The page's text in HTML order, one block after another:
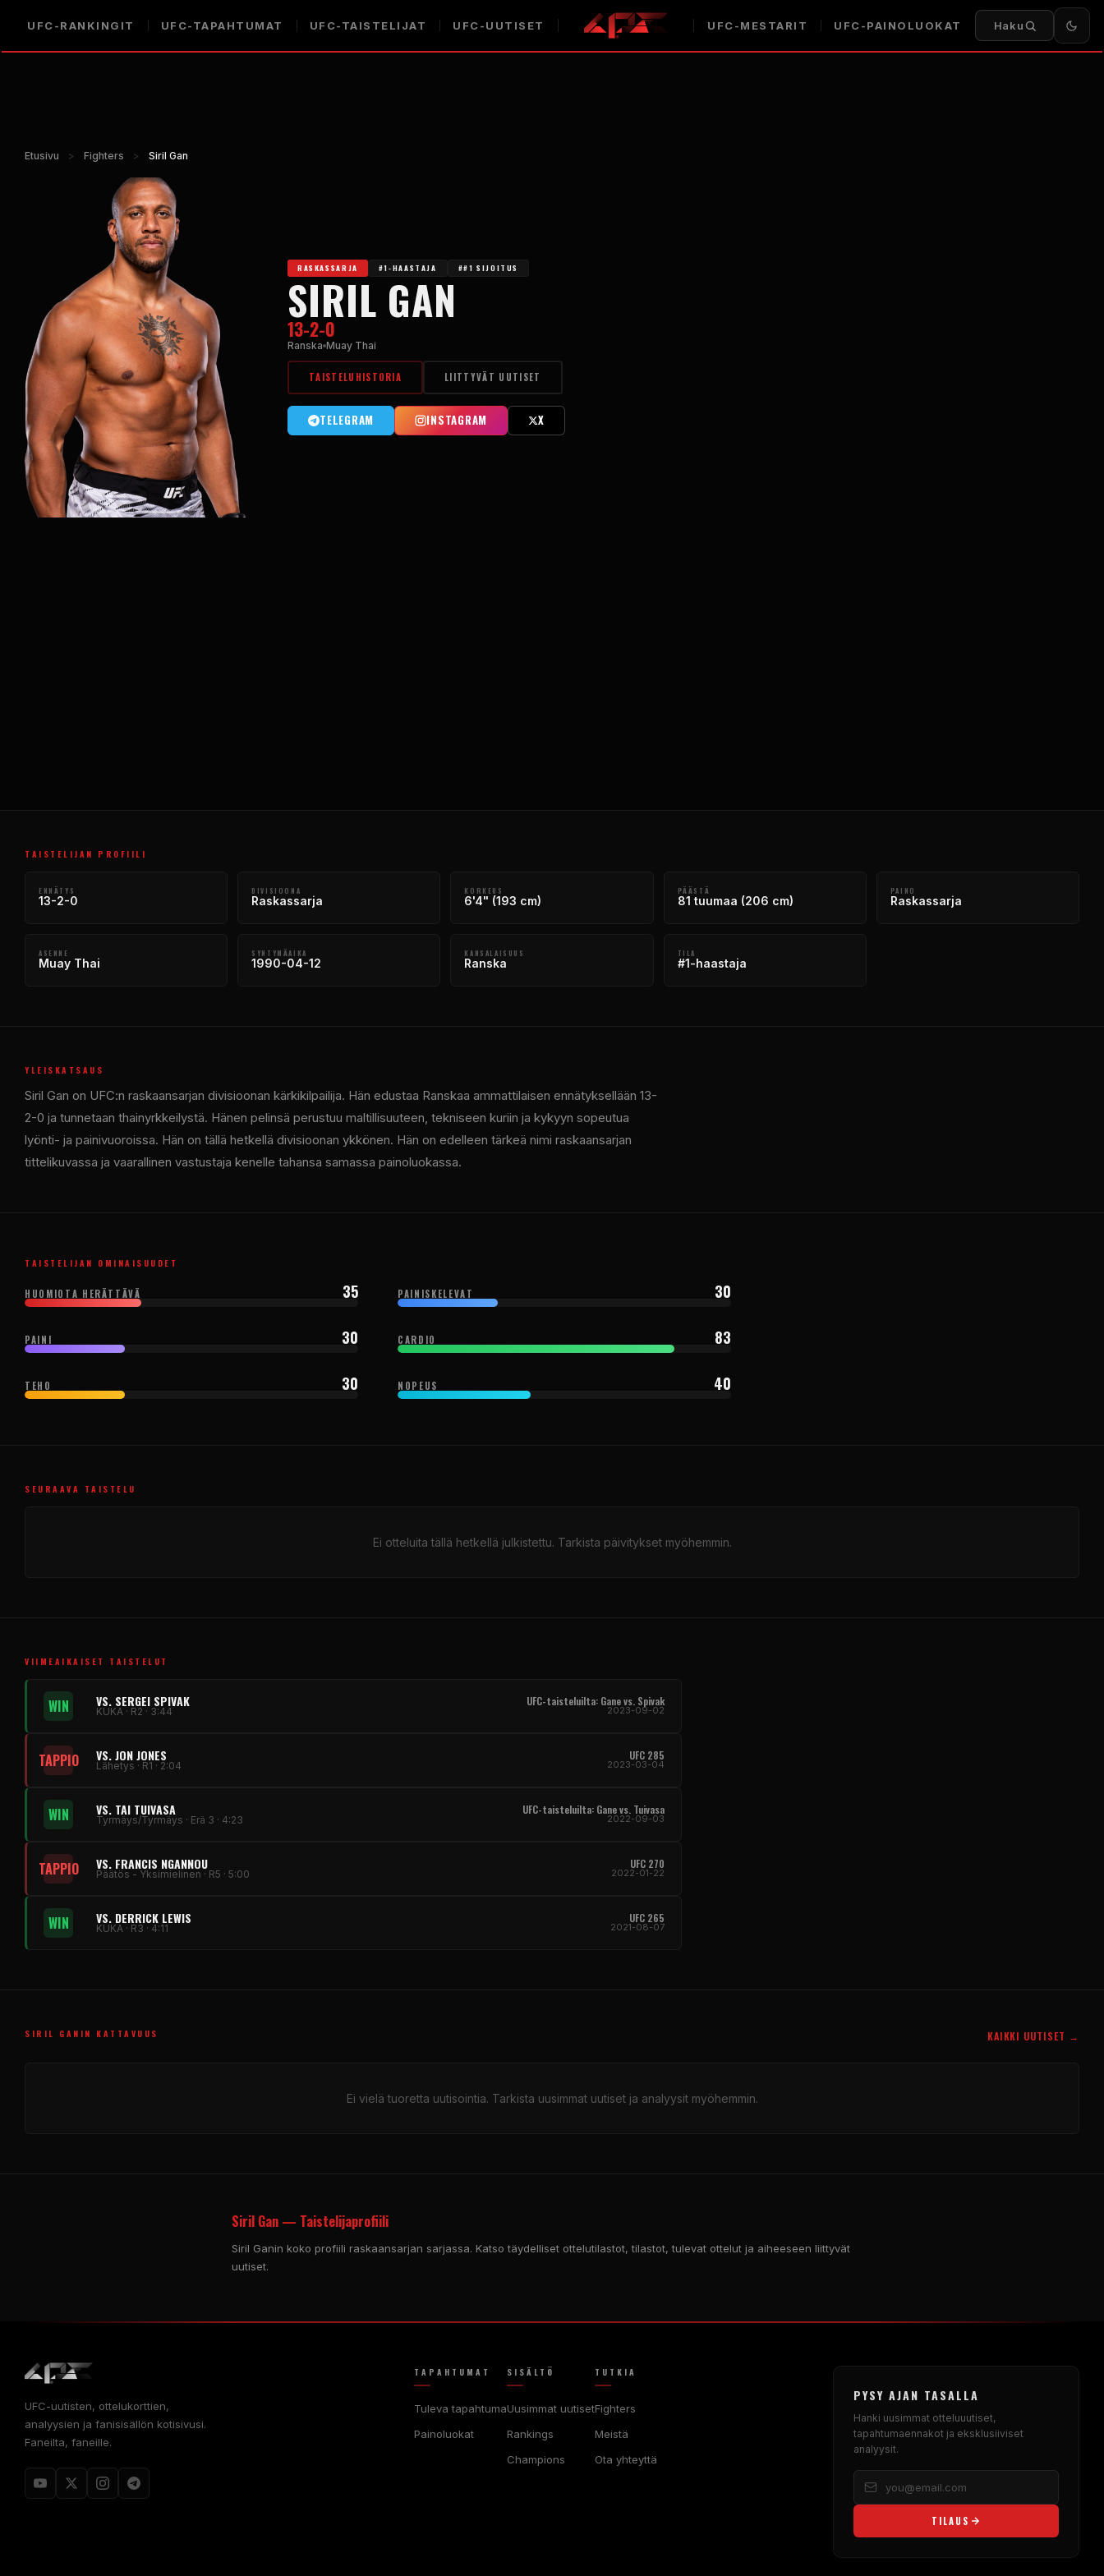
UFC-RANKINGIT UFC-TAPAHTUMAT UFC-TAISTELIJAT UFC-UUTISET UFC-MESTARIT UFC-PAINOLUOKAT Haku
Etusivu > Fighters > Siril Gan
RASKASSARJA #1-HAASTAJA ##1 SIJOITUS
SIRIL GAN
13-2-0
Ranska Muay Thai
TAISTELUHISTORIA LIITTYVÄT UUTISET
TELEGRAM INSTAGRAM X
TAISTELIJAN PROFIILI
ENNÄTYS
13-2-0
DIVISIOONA
Raskassarja
KORKEUS
6'4" (193 cm)
PÄÄSTÄ
81 tuumaa (206 cm)
PAINO
Raskassarja
ASENNE
Muay Thai
SYNTYMÄAIKA
1990-04-12
KANSALAISUUS
Ranska
TILA
#1-haastaja
YLEISKATSAUS
Siril Gan on UFC:n raskaansarjan divisioonan kärkikilpailija. Hän edustaa Ranskaa ammattilaisen ennätyksellään 13-
2-0 ja tunnetaan thainyrkkeilystä. Hänen pelinsä perustuu maltillisuuteen, tekniseen kuriin ja kykyyn sopeutua
lyönti- ja painivuoroissa. Hän on tällä hetkellä divisioonan ykkönen. Hän on edelleen tärkeä nimi raskaansarjan
tittelikuvassa ja vaarallinen vastustaja kenelle tahansa samassa painoluokassa.
TAISTELIJAN OMINAISUUDET
HUOMIOTA HERÄTTÄVÄ 35 PAINISKELEVAT 30
PAINI 30 CARDIO 83
TEHO 30 NOPEUS 40
SEURAAVA TAISTELU
Ei otteluita tällä hetkellä julkistettu. Tarkista päivitykset myöhemmin.
VIIMEAIKAISET TAISTELUT
WIN VS. SERGEI SPIVAK
KUKA · R2 · 3:44
UFC-taisteluilta: Gane vs. Spivak
2023-09-02
TAPPIO VS. JON JONES
Lähetys · R1 · 2:04
UFC 285
2023-03-04
WIN VS. TAI TUIVASA
Tyrmäys/Tyrmäys · Erä 3 · 4:23
UFC-taisteluilta: Gane vs. Tuivasa
2022-09-03
TAPPIO VS. FRANCIS NGANNOU
Päätös - Yksimielinen · R5 · 5:00
UFC 270
2022-01-22
WIN VS. DERRICK LEWIS
KUKA · R3 · 4:11
UFC 265
2021-08-07
SIRIL GANIN KATTAVUUS KAIKKI UUTISET →
Ei vielä tuoretta uutisointia. Tarkista uusimmat uutiset ja analyysit myöhemmin.
Siril Gan — Taistelijaprofiili
Siril Ganin koko profiili raskaansarjan sarjassa. Katso täydelliset ottelutilastot, tilastot, tulevat ottelut ja aiheeseen liittyvät
uutiset.
UFC-uutisten, ottelukorttien,
analyysien ja fanisisällön kotisivusi.
Faneilta, faneille.
TAPAHTUMAT
Tuleva tapahtuma
Painoluokat
SISÄLTÖ
Uusimmat uutiset
Rankings
Champions
TUTKIA
Fighters
Meistä
Ota yhteyttä
PYSY AJAN TASALLA
Hanki uusimmat otteluuutiset,
tapahtumaennakot ja eksklusiiviset
analyysit.
TILAUS